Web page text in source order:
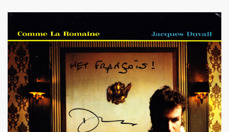
(mars 1997).
dans "ROCK & FOLK" (juin 2003).
(1994) par H.M.
le magazine "FEELING" (numero 3, mars 1978).
nee" ("7 a Paris", 1990).
ALAIN CHENNEVIERE, HUGO HOOKA HEY,